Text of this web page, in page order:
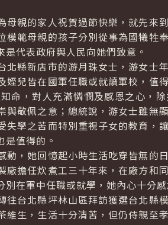
親的家人祝賀過節快樂，就先來到
範母親的孩子分別從事為國犧牲
代表政府與人民向她們致意。
縣新店市的游月珠女士，游女士
兒皆在國軍任職或就讀軍校，值
命，對人充滿憐憫及感恩之心，
敬佩之意；總統說，游女士雖無
學之苦而特別重視子女的教育，
值得的。
，她回憶起小時生活吃穿皆無的
擔任炊煮工三十年來，在廠方和
在軍中任職或就學，她內心十分
台北縣坪林山區拜訪獲選台北縣
生，生活十分清苦，但仍侍親至